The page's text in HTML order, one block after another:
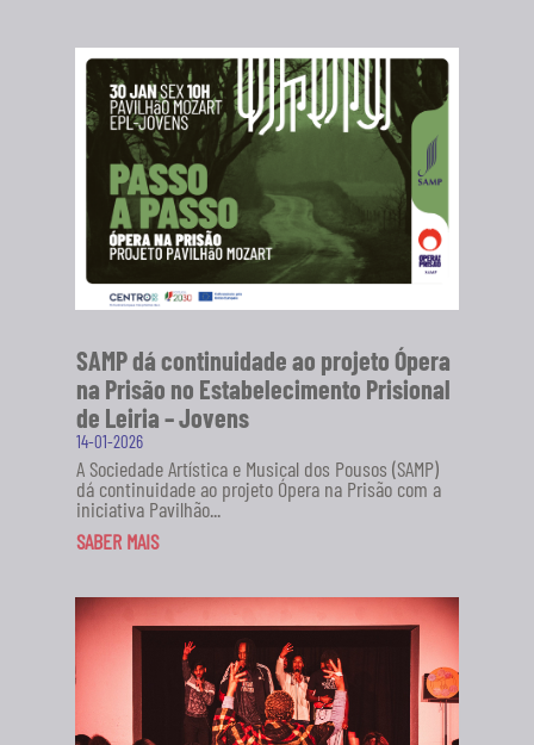
SAMP dá continuidade ao projeto Ópera
na Prisão no Estabelecimento Prisional
de Leiria – Jovens
14-01-2026
A Sociedade Artística e Musical dos Pousos (SAMP)
dá continuidade ao projeto Ópera na Prisão com a
iniciativa Pavilhão...
SABER MAIS